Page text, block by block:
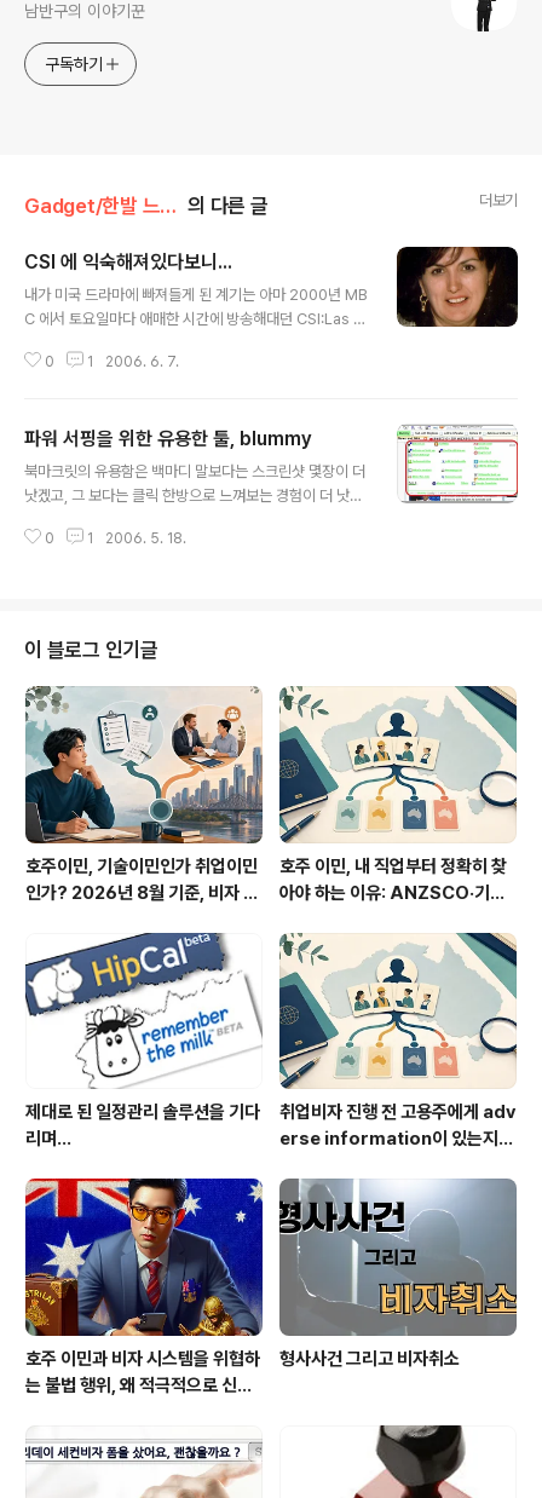
남반구의 이야기꾼
구독하기
Gadget/한발 느린 뉴스 의 다른 글 더보기
CSI 에 익숙해져있다보니...
내가 미국 드라마에 빠져들게 된 계기는 아마 2000년 MB
C 에서 토요일마다 애매한 시간에 방송해대던 CSI:Las V
아니던 시절 토요일 애매한 방송시간은 정말 황금같은 주
끝냈고, CSI:Miami 시즌 4개, 그리고 얼마전 시작한 CSI:
New York 까지... 도합 200여개가 넘는 CSI 범죄 수사
에피소드를 보아온 나에게 있어 어제 NSW 대법원에서 유
마와 현실은 많이 다르다는 걸 확연히 보여주었다. Kerry
0 1 2006. 6. 7.
파워 서핑을 위한 유용한 툴, blummy
북마크릿의 유용함은 백마디 말보다는 스크린샷 몇장이 더
낫겠고, 그 보다는 클릭 한방으로 느껴보는 경험이 더 낫다
loglines easy subscribe, add to del.icio.us, add
석도 북마크릿이다.) blummy 사이트에 소개된 concept
flash 를 한번 뜯어와서 붙여봤음. blummy 는 각종 유용
한 북마크릿들이 blummy 프로토콜에 맞게끔 조합되어있
고, 원하는 북마크릿들만 골라서 customized bookma
rklet 으로 정해놓고 쓸..
0 1 2006. 5. 18.
이 블로그 인기글
호주이민, 기술이민인가 취업이민
인가? 2026년 8월 기준, 비자 선
호주 이민, 내 직업부터 정확히 찾
아야 하는 이유: ANZSCO·기술
제대로 된 일정관리 솔루션을 기다
리며...
취업비자 진행 전 고용주에게 adv
erse information이 있는지
호주 이민과 비자 시스템을 위협하
는 불법 행위, 왜 적극적으로 신고
형사사건 그리고 비자취소